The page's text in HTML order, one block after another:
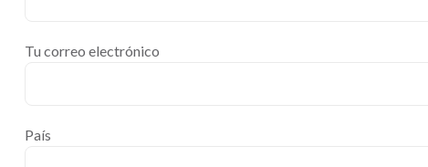
Tu correo electrónico
País